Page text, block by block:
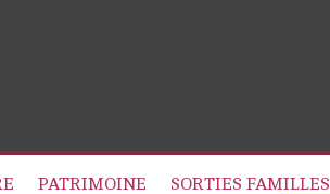
PATRIMOINE SORTIES FAMILLES